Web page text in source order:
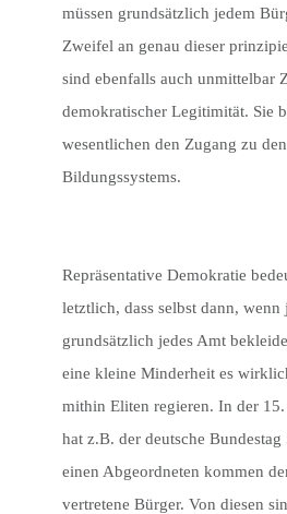
müssen grundsätzlich jedem
Zweifel an genau dieser
sind ebenfalls auch unmittelbar
demokratischer Legitimität. Sie
wesentlichen den Zugang zu
Bildungssystems.
Repräsentative Demokratie
letztlich, dass selbst dann, wenn
grundsätzlich jedes Amt
eine kleine Minderheit es
mithin Eliten regieren. In der
hat z.B. der deutsche
einen Abgeordneten kommen
vertretene Bürger. Von diesen